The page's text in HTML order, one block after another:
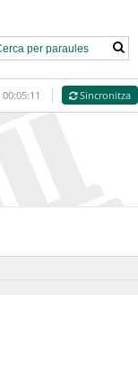
00:05:11 Sincronitza